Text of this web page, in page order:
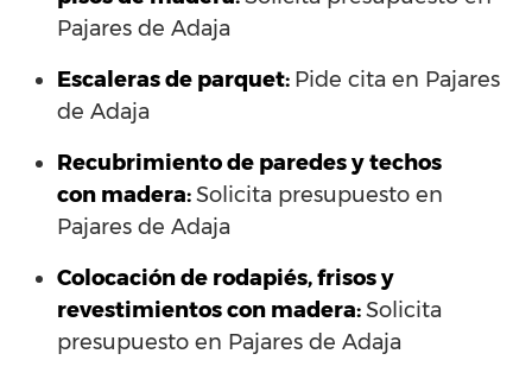
Pajares de Adaja
Escaleras de parquet: Pide cita en Pajares
de Adaja
Recubrimiento de paredes y techos
con madera:Solicita presupuesto en
Pajares de Adaja
Colocación de rodapiés, frisos y
revestimientos con madera:Solicita
presupuesto en Pajares de Adaja